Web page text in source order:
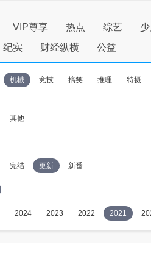
VIP尊享 热点 综艺
纪实 财经纵横 公益
机械 竞技 搞笑 推理
特摄
其他
完结 更新 新番
2024 2023 2022 2021